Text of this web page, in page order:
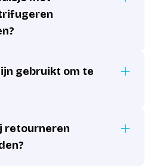
gebruikt om te
retourneren